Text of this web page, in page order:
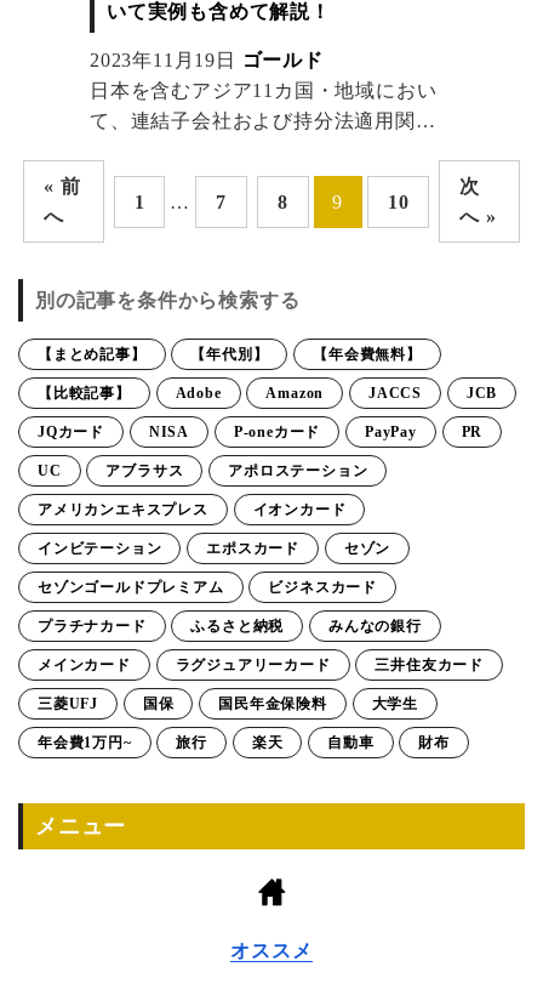
いて実例も含めて解説！
2023年11月19日
ゴールド
日本を含むアジア11カ国・地域におい
て、連結子会社および持分法適用関連
グループです。イオンフィナンシャル
サービス株式会社が発行する「イオン
ゴールドカード」について詳しく解
ドカードがゲットできる？どうやって
の？など発行前に気になるポイントを
詳しく解説！
« 前
へ
1 … 7 8 9 10
次
へ »
別の記事を条件から検索する
【まとめ記事】 【年代別】 【年会費無料】
【比較記事】 Adobe Amazon JACCS JCB
JQカード NISA P-oneカード PayPay PR
UC アブラサス アポロステーション
アメリカンエキスプレス イオンカード
インビテーション エポスカード セゾン
セゾンゴールドプレミアム ビジネスカード
プラチナカード ふるさと納税 みんなの銀行
メインカード ラグジュアリーカード 三井住友カード
三菱UFJ 国保 国民年金保険料 大学生
年会費1万円~ 旅行 楽天 自動車 財布
メニュー
オススメ